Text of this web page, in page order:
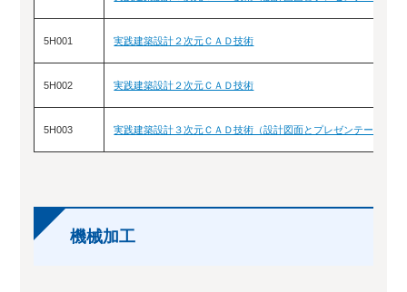
5H001 実践建築設計２次元ＣＡＤ技術
5H002 実践建築設計２次元ＣＡＤ技術
5H003 実践建築設計３次元ＣＡＤ技術（設計図面とプレゼンテーション
機械加工